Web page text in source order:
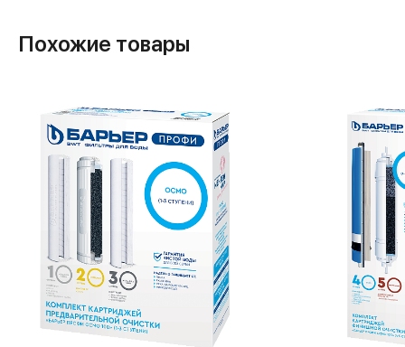
Похожие товары